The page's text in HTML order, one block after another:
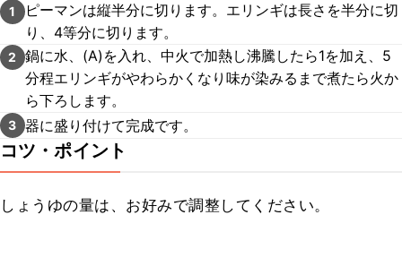
1
ピーマンは縦半分に切ります。エリンギは長さを半分に切
り、4等分に切ります。
2
鍋に水、(A)を入れ、中火で加熱し沸騰したら1を加え、5
分程エリンギがやわらかくなり味が染みるまで煮たら火か
ら下ろします。
3 器に盛り付けて完成です。
コツ・ポイント
しょうゆの量は、お好みで調整してください。